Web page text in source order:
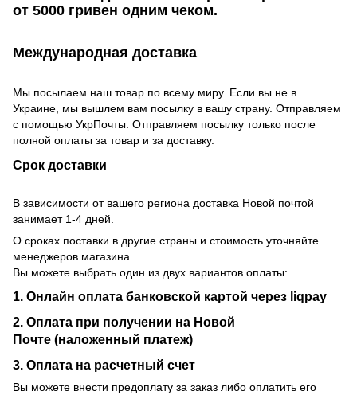
от 5000 гривен одним чеком.
Международная доставка
Мы посылаем наш товар по всему миру. Если вы не в
Украине, мы вышлем вам посылку в вашу страну. Отправляем
с помощью УкрПочты. Отправляем посылку только после
полной оплаты за товар и за доставку.
Срок доставки
В зависимости от вашего региона доставка Новой почтой
занимает 1-4 дней.
О сроках поставки в другие страны и стоимость уточняйте
менеджеров магазина.
Вы можете выбрать один из двух вариантов оплаты:
1. Онлайн оплата банковской картой через liqpay
2. Оплата при получении на Новой
Почте (наложенный платеж)
3. Оплата на расчетный счет
Вы можете внести предоплату за заказ либо оплатить его